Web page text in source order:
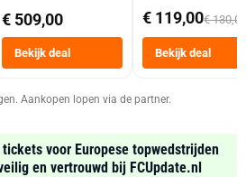
€ 509,00
Bekijk deal
Dubbele Mand 9
Tot 6 Personen
Heteluchtfriteuse
Zwart
€ 119,00€ 130,00
Bekijk deal
Aankopen lopen via de partner.
voor Europese topwedstrijden
en vertrouwd bij FCUpdate.nl